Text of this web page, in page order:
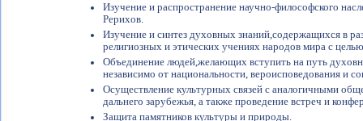
Изучение и распространение научно-философского
Рерихов.
Изучение и синтез духовных знаний,содержащихся в
религиозных и этических учениях народов мира с
Объединение людей,желающих вступить на путь
независимо от национальности, вероисповедования и
Осуществление культурных связей с аналогичными
дальнего зарубежья, а также проведение встреч и
Защита памятников культуры и природы.